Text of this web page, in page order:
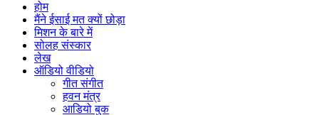
होम
मैंने ईसाई मत क्यों छोड़ा
मिशन के बारे में
सोलह संस्कार
लेख
ऑडियो वीडियो
गीत संगीत
हवन मंत्र
आडियो बुक